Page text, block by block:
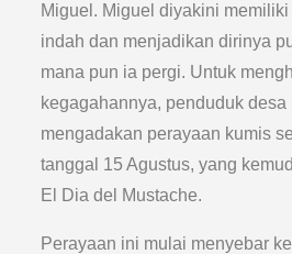
Miguel. Miguel diyakini
indah dan menjadikan dirinya
mana pun ia pergi. Untuk
kegagahannya, penduduk
mengadakan perayaan kumis
tanggal 15 Agustus, yang
El Dia del Mustache.
Perayaan ini mulai menyebar